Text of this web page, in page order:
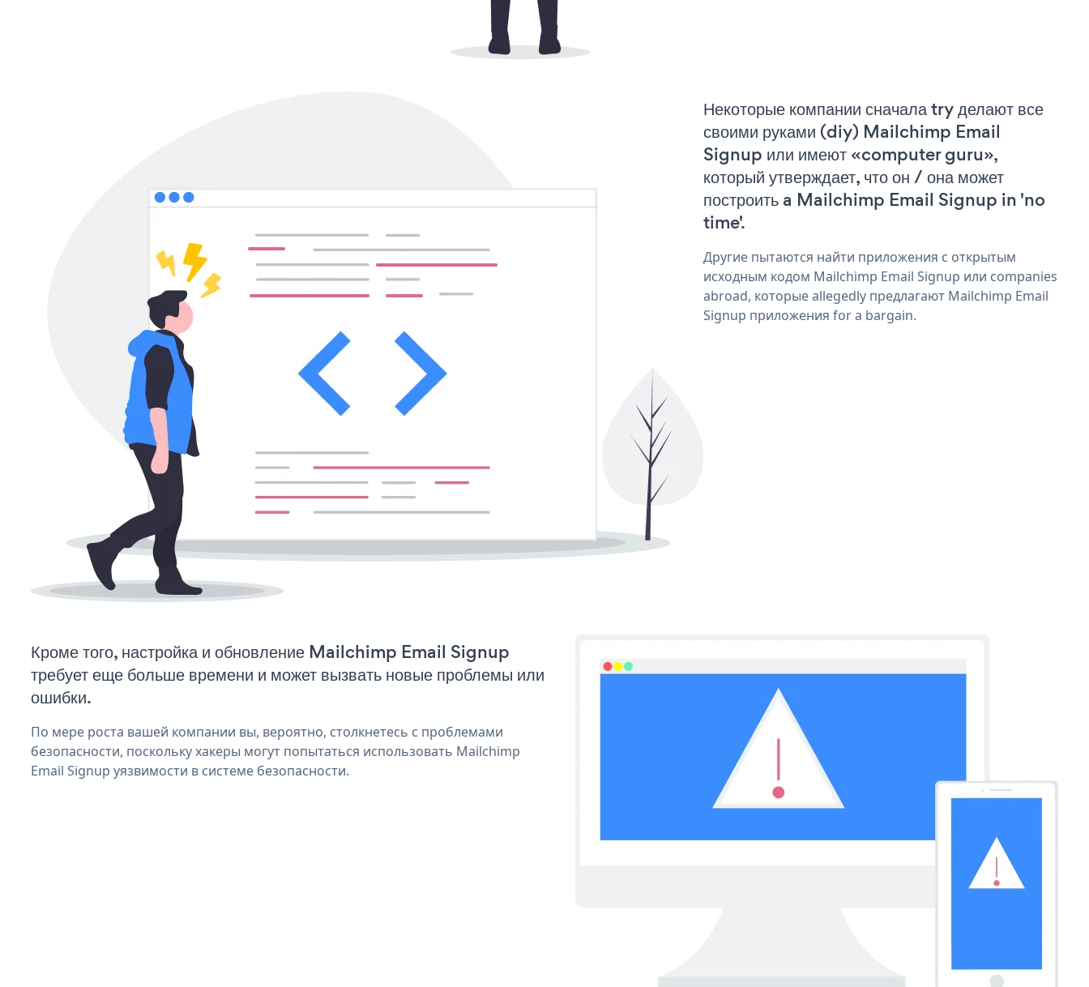
Некоторые компании сначала try делают все
своими руками (diy) Mailchimp Email
Signup или имеют «computer guru»,
который утверждает, что он / она может
построить a Mailchimp Email Signup in 'no
time'.
Другие пытаются найти приложения с открытым
исходным кодом Mailchimp Email Signup или companies
abroad, которые allegedly предлагают Mailchimp Email
Signup приложения for a bargain.
Кроме того, настройка и обновление Mailchimp Email Signup
требует еще больше времени и может вызвать новые проблемы или
ошибки.
По мере роста вашей компании вы, вероятно, столкнетесь с проблемами
безопасности, поскольку хакеры могут попытаться использовать Mailchimp
Email Signup уязвимости в системе безопасности.